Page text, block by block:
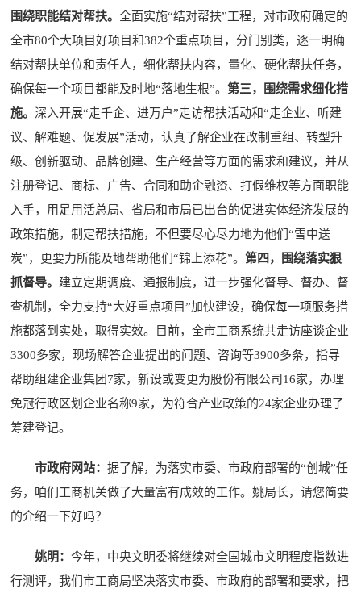
围绕职能结对帮扶。全面实施“结对帮扶”工程，对市政府确定的
全市80个大项目好项目和382个重点项目，分门别类，逐一明确
结对帮扶单位和责任人，细化帮扶内容，量化、硬化帮扶任务，
确保每一个项目都能及时地“落地生根”。第三，
围绕需求细化措
施。深入开展“走千企、进万户”走访帮扶活动和“走企业、听建
议、解难题、促发展”活动，认真了解企业在改制重组、转型升
级、创新驱动、品牌创建、生产经营等方面的需求和建议，并从
注册登记、商标、广告、合同和助企融资、打假维权等方面职能
入手，用足用活总局、省局和市局已出台的促进实体经济发展的
政策措施，制定帮扶措施，不但要尽心尽力地为他们“雪中送
炭”，更要力所能及地帮助他们“锦上添花”。第四，
围绕落实狠
抓督导。 建立定期调度、通报制度，进一步强化督导、督办、督
查机制，全力支持“大好重点项目”加快建设，确保每一项服务措
施都落到实处，取得实效。目前，全市工商系统共走访座谈企业
3300多家，现场解答企业提出的问题、咨询等3900多条，指导
帮助组建企业集团7家，新设或变更为股份有限公司16家，办理
免冠行政区划企业名称9家，为符合产业政策的24家企业办理了
筹建登记。
市政府网站：据了解，为落实市委、市政府部署的“创城”任
务，咱们工商机关做了大量富有成效的工作。姚局长，请您简要
的介绍一下好吗？
姚明：今年，中央文明委将继续对全国城市文明程度指数进
行测评，我们市工商局坚决落实市委、市政府的部署和要求，把